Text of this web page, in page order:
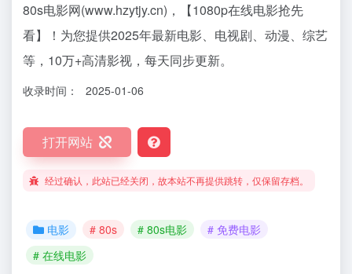
80s电影网(www.hzytjy.cn)，【1080p在线电影抢先
看】！为您提供2025年最新电影、电视剧、动漫、综艺
等，10万+高清影视，每天同步更新。
收录时间： 2025-01-06
打开网站
经过确认，此站已经关闭，故本站不再提供跳转，仅保留存档。
电影 # 80s # 80s电影
# 免费电影
# 在线电影